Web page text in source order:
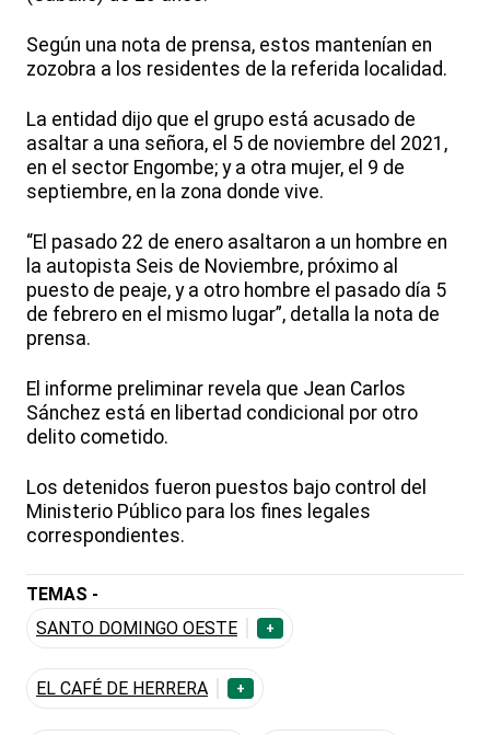
Según una nota de prensa, estos mantenían en
zozobra a los residentes de la referida localidad.
La entidad dijo que el grupo está acusado de
asaltar a una señora, el 5 de noviembre del 2021,
en el sector Engombe; y a otra mujer, el 9 de
septiembre, en la zona donde vive.
“El pasado 22 de enero asaltaron a un hombre en
la autopista Seis de Noviembre, próximo al
puesto de peaje, y a otro hombre el pasado día 5
de febrero en el mismo lugar”, detalla la nota de
prensa.
El informe preliminar revela que Jean Carlos
Sánchez está en libertad condicional por otro
delito cometido.
Los detenidos fueron puestos bajo control del
Ministerio Público para los fines legales
correspondientes.
TEMAS -
SANTO DOMINGO OESTE
+
EL CAFÉ DE HERRERA +